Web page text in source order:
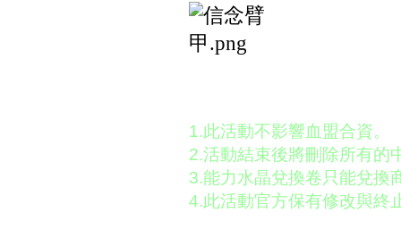
1.此活動不影響血盟合資。
2.活動結束後將刪除所有的
3.能力水晶兌換卷只能兌換
4.此活動官方保有修改與終